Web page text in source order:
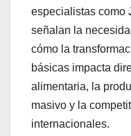
especialistas como
señalan la
cómo la
básicas impacta
alimentaria, la
masivo y la
internacionales.